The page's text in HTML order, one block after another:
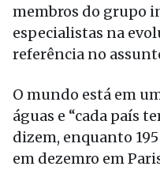
membros do grupo
especialistas na
referência no
O mundo está em
águas e “cada país
dizem, enquanto
em dezemro em